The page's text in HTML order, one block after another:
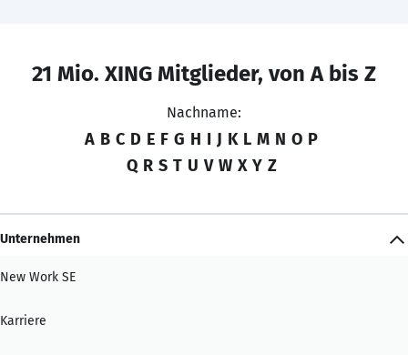
21 Mio. XING Mitglieder, von A bis Z
Nachname:
A B C D E F G H I J K L M N O P
Q R S T U V W X Y Z
Unternehmen
New Work SE
Karriere